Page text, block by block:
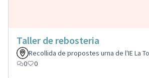
Taller de rebosteria
Recollida de propostes urna de l'IE La
0
0